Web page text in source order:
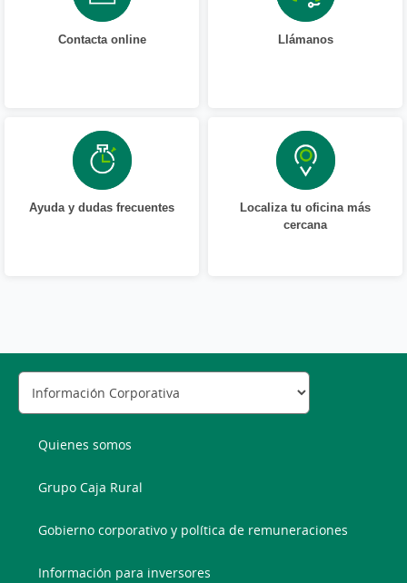
Contacta online Llámanos
Ayuda y dudas frecuentes
Localiza tu oficina más
cercana
Quienes somos
Grupo Caja Rural
Gobierno corporativo y política de remuneraciones
Información para inversores